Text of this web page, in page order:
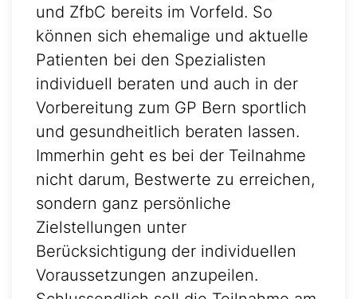
und ZfbC bereits im Vorfeld. So
können sich ehemalige und aktuelle
Patienten bei den Spezialisten
individuell beraten und auch in der
Vorbereitung zum GP Bern sportlich
und gesundheitlich beraten lassen.
Immerhin geht es bei der Teilnahme
nicht darum, Bestwerte zu erreichen,
sondern ganz persönliche
Zielstellungen unter
Berücksichtigung der individuellen
Voraussetzungen anzupeilen.